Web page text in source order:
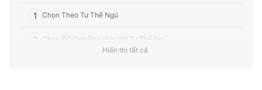
1 Chọn Theo Tư Thế Ngủ
2 Chọn Độ Cao Phù Hợp Với Tư Thế Ngủ
Hiển thị tất cả